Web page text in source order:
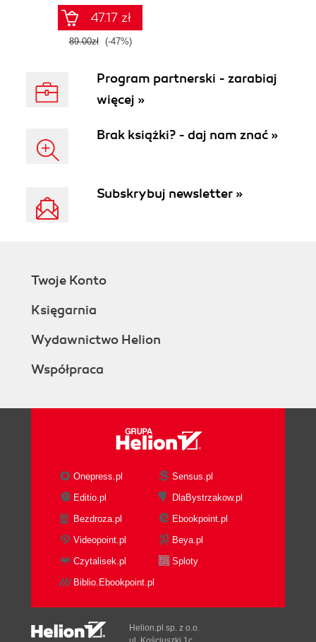
47.17 zł
89.00zł (-47%)
Program partnerski - zarabiaj
więcej »
Brak książki? - daj nam znać »
Subskrybuj newsletter »
Twoje Konto
Księgarnia
Wydawnictwo Helion
Współpraca
Onepress.pl
Sensus.pl
Editio.pl
DlaBystrzakow.pl
Bezdroza.pl
Ebookpoint.pl
Videopoint.pl
Beya.pl
Czytalisek.pl
Sploty
Biblio.Ebookpoint.pl
Helion.pl sp. z o.o.